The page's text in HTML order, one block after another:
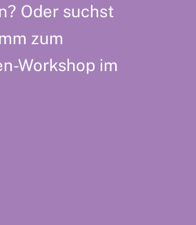
Oder suchst
zum
Workshop im